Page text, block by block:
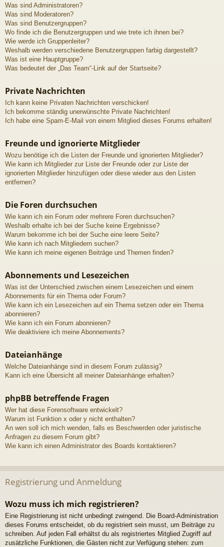
Was sind Administratoren?
Was sind Moderatoren?
Was sind Benutzergruppen?
Wo finde ich die Benutzergruppen und wie trete ich ihnen bei?
Wie werde ich Gruppenleiter?
Weshalb werden verschiedene Benutzergruppen farbig dargestellt?
Was ist eine Hauptgruppe?
Was bedeutet der „Das Team“-Link auf der Startseite?
Private Nachrichten
Ich kann keine Privaten Nachrichten verschicken!
Ich bekomme ständig unerwünschte Private Nachrichten!
Ich habe eine Spam-E-Mail von einem Mitglied dieses Forums erhalten!
Freunde und ignorierte Mitglieder
Wozu benötige ich die Listen der Freunde und ignorierten Mitglieder?
Wie kann ich Mitglieder zur Liste der Freunde oder zur Liste der
ignorierten Mitglieder hinzufügen oder diese wieder aus den Listen
entfernen?
Die Foren durchsuchen
Wie kann ich ein Forum oder mehrere Foren durchsuchen?
Weshalb erhalte ich bei der Suche keine Ergebnisse?
Warum bekomme ich bei der Suche eine leere Seite?
Wie kann ich nach Mitgliedern suchen?
Wie kann ich meine eigenen Beiträge und Themen finden?
Abonnements und Lesezeichen
Was ist der Unterschied zwischen einem Lesezeichen und einem
Abonnements für ein Thema oder Forum?
Wie kann ich ein Lesezeichen auf ein Thema setzen oder ein Thema
abonnieren?
Wie kann ich ein Forum abonnieren?
Wie deaktiviere ich meine Abonnements?
Dateianhänge
Welche Dateianhänge sind in diesem Forum zulässig?
Kann ich eine Übersicht all meiner Dateianhänge erhalten?
phpBB betreffende Fragen
Wer hat diese Forensoftware entwickelt?
Warum ist Funktion x oder y nicht enthalten?
An wen soll ich mich wenden, falls es Beschwerden oder juristische
Anfragen zu diesem Forum gibt?
Wie kann ich einen Administrator des Boards kontaktieren?
Registrierung und Anmeldung
Wozu muss ich mich registrieren?
Eine Registrierung ist nicht unbedingt zwingend. Die Board-Administration
dieses Forums entscheidet, ob du registriert sein musst, um Beiträge zu
schreiben. Auf jeden Fall erhältst du als registriertes Mitglied Zugriff auf
zusätzliche Funktionen, die Gästen nicht zur Verfügung stehen: zum